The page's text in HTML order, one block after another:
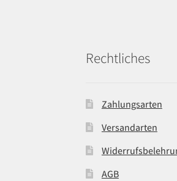
Rechtliches
Zahlungsarten
Versandarten
AGB